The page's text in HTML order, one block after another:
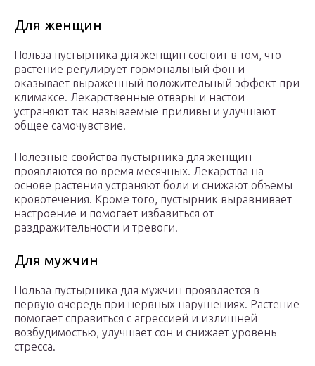
Для женщин
Польза пустырника для женщин состоит в том, что
растение регулирует гормональный фон и
оказывает выраженный положительный эффект при
климаксе. Лекарственные отвары и настои
устраняют так называемые приливы и улучшают
общее самочувствие.
Полезные свойства пустырника для женщин
проявляются во время месячных. Лекарства на
основе растения устраняют боли и снижают объемы
кровотечения. Кроме того, пустырник выравнивает
настроение и помогает избавиться от
раздражительности и тревоги.
Для мужчин
Польза пустырника для мужчин проявляется в
первую очередь при нервных нарушениях. Растение
помогает справиться с агрессией и излишней
возбудимостью, улучшает сон и снижает уровень
стресса.